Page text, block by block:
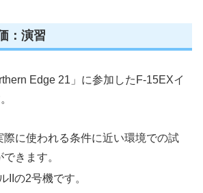
：演習
Edge 21」に参加したF-15EXイ
際に使われる条件に近い環境での試
きます。
IIの2号機です。